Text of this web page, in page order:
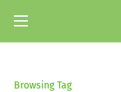
Browsing Tag